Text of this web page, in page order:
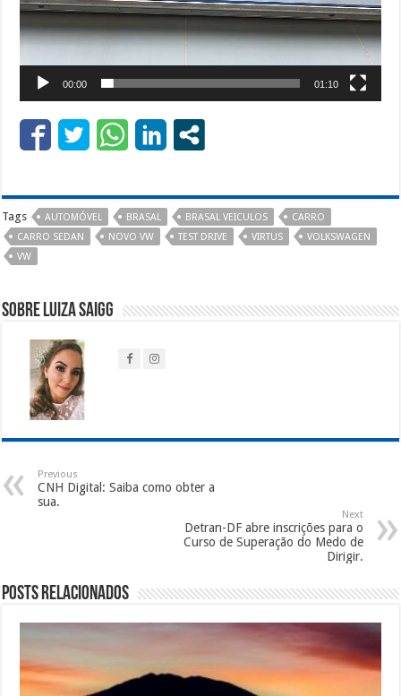
00:00 01:10
Tags AUTOMÓVEL BRASAL BRASAL VEICULOS
CARRO
CARRO SEDAN
NOVO VW TEST DRIVE VIRTUS
VOLKSWAGEN
VW
Sobre Luiza Saigg
Previous
CNH Digital: Saiba como obter a
sua.
Next
Detran-DF abre inscrições para o
Curso de Superação do Medo de
Dirigir.
Posts Relacionados